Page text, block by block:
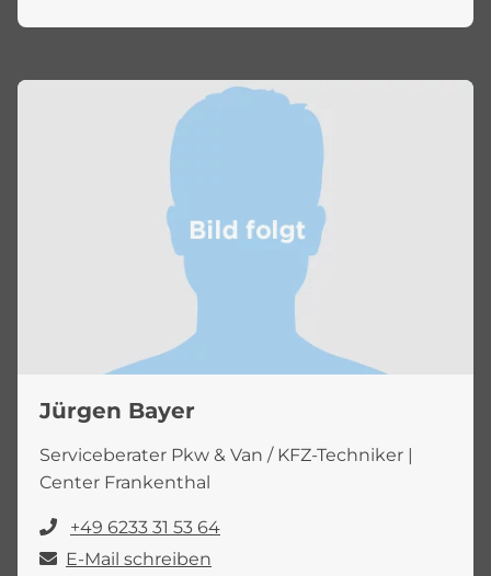
Jürgen Bayer
Serviceberater Pkw & Van / KFZ-Techniker |
Center Frankenthal
+49 6233 31 53 64
E-Mail schreiben